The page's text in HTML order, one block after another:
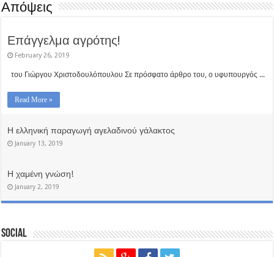
Απόψεις
Επάγγελμα αγρότης!
February 26, 2019
του Γιώργου Χριστοδουλόπουλου Σε πρόσφατο άρθρο του, ο υφυπουργός ...
Read More »
Η ελληνική παραγωγή αγελαδινού γάλακτος
January 13, 2019
Η χαμένη γνώση!
January 2, 2019
Social